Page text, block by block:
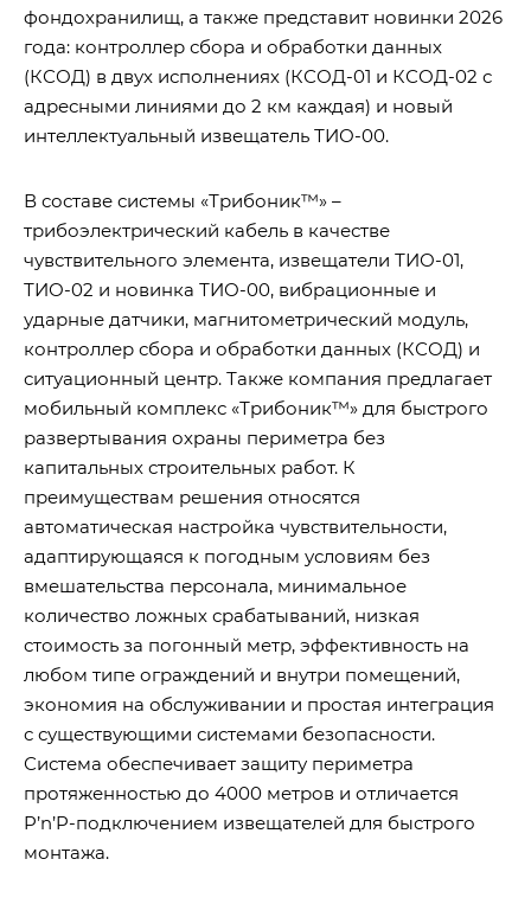
фондохранилищ, а также представит новинки 2026
года: контроллер сбора и обработки данных
(КСОД) в двух исполнениях (КСОД-01 и КСОД-02 с
адресными линиями до 2 км каждая) и новый
интеллектуальный извещатель ТИО-00.
В составе системы «Трибоник™» –
трибоэлектрический кабель в качестве
чувствительного элемента, извещатели ТИО-01,
ТИО-02 и новинка ТИО-00, вибрационные и
ударные датчики, магнитометрический модуль,
контроллер сбора и обработки данных (КСОД) и
ситуационный центр. Также компания предлагает
мобильный комплекс «Трибоник™» для быстрого
развертывания охраны периметра без
капитальных строительных работ. К
преимуществам решения относятся
автоматическая настройка чувствительности,
адаптирующаяся к погодным условиям без
вмешательства персонала, минимальное
количество ложных срабатываний, низкая
стоимость за погонный метр, эффективность на
любом типе ограждений и внутри помещений,
экономия на обслуживании и простая интеграция
с существующими системами безопасности.
Система обеспечивает защиту периметра
протяженностью до 4000 метров и отличается
P’n’P-подключением извещателей для быстрого
монтажа.